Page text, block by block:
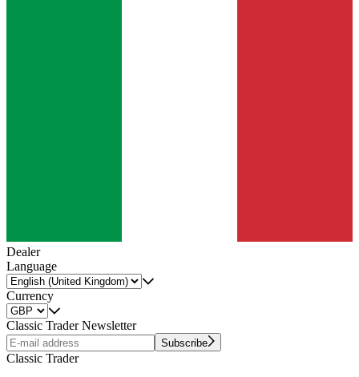
Dealer
Language
Currency
Classic Trader Newsletter
Subscribe
Classic Trader